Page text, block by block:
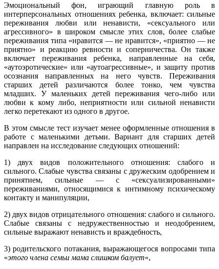
Эмоциональный фон, играющий главную роль в
интерперсональных отношениях ребенка, включает: сильные
переживания любви или ненависти, «сексуального или
агрессивного» в широком смысле этих слов, более слабые
переживания типа «нравится — не нравится», «приятно — не
приятно» и реакцию ревности и соперничества. Он также
включает переживания ребенка, направленные на себя,
«аутоэротические» или «аутоагрессивные», и защиту против
осознания направленных на него чувств. Переживания
старших детей различаются более тонко, чем чувства
младших. У маленьких детей переживания чего-либо или
любви к кому либо, неприятности или сильной ненависти
легко перетекают из одного в другое.
В этом смысле тест изучает менее оформленные отношения в
работе с маленькими детьми. Вариант для старших детей
направлен на исследование следующих отношений:
1) двух видов положительного отношения: слабого и
сильного. Слабые чувства связаны с дружеским одобрением и
принятием, сильные — с «сексуализированными»
переживаниями, относящимися к интимному психическому
контакту и манипуляции,
2) двух видов отрицательного отношения: слабого и сильного.
Слабые связаны с недружественностью и неодобрением,
сильные выражают ненависть и враждебность,
3) родительского потакания, выражающегося вопросами типа
«этого члена семьи мама слишком балует«,